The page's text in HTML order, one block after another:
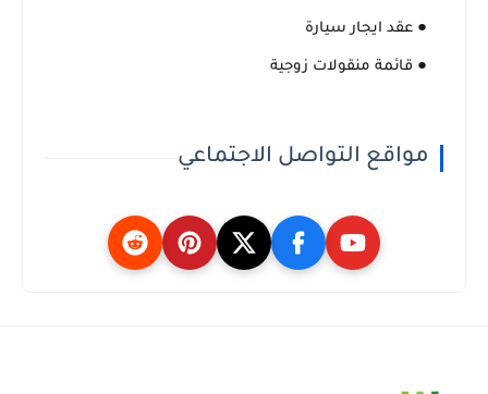
● عقد ايجار سيارة
● قائمة منقولات زوجية
مواقع التواصل الاجتماعي